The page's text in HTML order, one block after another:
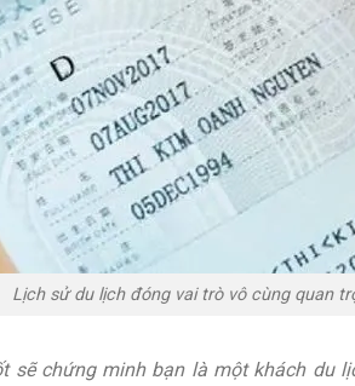
Lịch sử du lịch đóng vai trò vô cùng quan
sẽ chứng minh bạn là một khách du